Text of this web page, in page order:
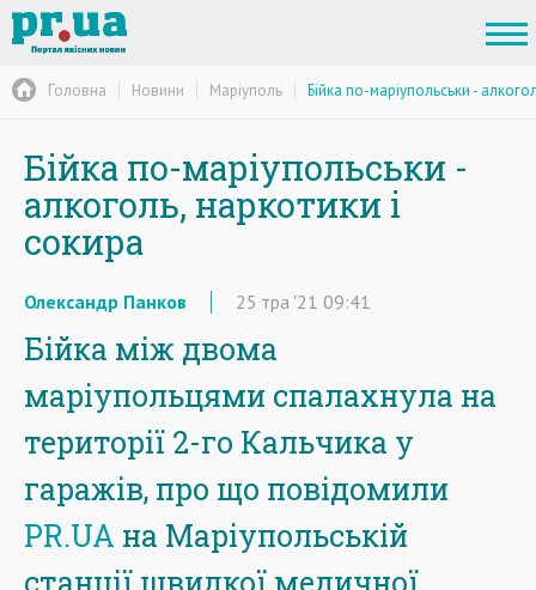
Головна Новини Маріуполь Бійка по-маріупольськи -
Бійка по-маріупольськи -
алкоголь, наркотики і
сокира
Олександр Панков 25 тра '21 09:41
Бійка між двома
маріупольцями спалахнула на
території 2-го Кальчика у
гаражів, про що повідомили
PR.UA на Маріупольській